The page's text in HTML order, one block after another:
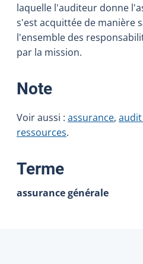
laquelle l'auditeur donne
s'est acquittée de manière
l'ensemble des
par la mission.
Note:
Voir aussi : assurance,
ressources.
Terme:
assurance générale